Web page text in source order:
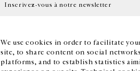
We use cookies in order to facilitate
site, to share content on social
platforms, and to establish statistics
Inscrivez-vous à notre newsletter